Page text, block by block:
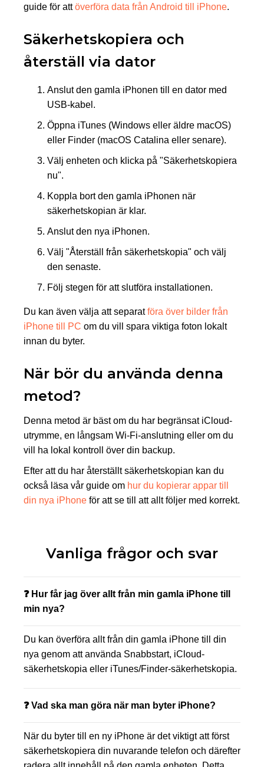
guide för attöverföra data från Android till iPhone.
Säkerhetskopiera och
återställ via dator
Anslut den gamla iPhonen till en dator med
USB-kabel.
Öppna iTunes (Windows eller äldre macOS)
eller Finder (macOS Catalina eller senare).
Välj enheten och klicka på "Säkerhetskopiera
nu".
Koppla bort den gamla iPhonen när
säkerhetskopian är klar.
Anslut den nya iPhonen.
Välj "Återställ från säkerhetskopia" och välj
den senaste.
Följ stegen för att slutföra installationen.
Du kan även välja att separatföra över bilder från
iPhone till PC om du vill spara viktiga foton lokalt
innan du byter.
När bör du använda denna
metod?
Denna metod är bäst om du har begränsat iCloud-
utrymme, en långsam Wi-Fi-anslutning eller om du
vill ha lokal kontroll över din backup.
Efter att du har återställt säkerhetskopian kan du
också läsa vår guide om hur du kopierar appar till
din nya iPhone för att se till att allt följer med korrekt.
Vanliga frågor och svar
❓ Hur får jag över allt från min gamla iPhone till
min nya?
Du kan överföra allt från din gamla iPhone till din
nya genom att använda Snabbstart, iCloud-
säkerhetskopia eller iTunes/Finder-säkerhetskopia.
❓ Vad ska man göra när man byter iPhone?
När du byter till en ny iPhone är det viktigt att först
säkerhetskopiera din nuvarande telefon och därefter